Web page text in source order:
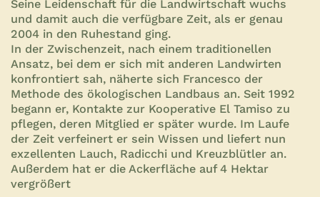
Seine Leidenschaft für die Landwirtschaft wuchs
und damit auch die verfügbare Zeit, als er genau
2004 in den Ruhestand ging.
In der Zwischenzeit, nach einem traditionellen
Ansatz, bei dem er sich mit anderen Landwirten
konfrontiert sah, näherte sich Francesco der
Methode des ökologischen Landbaus an. Seit 1992
begann er, Kontakte zur Kooperative El Tamiso zu
pflegen, deren Mitglied er später wurde. Im Laufe
der Zeit verfeinert er sein Wissen und liefert nun
exzellenten Lauch, Radicchi und Kreuzblütler an.
Außerdem hat er die Ackerfläche auf 4 Hektar
vergrößert